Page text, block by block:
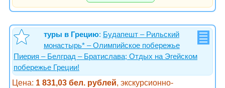
туры в Грецию: Будапешт – Рильский
монастырь* – Олимпийское побережье
Пиерия – Белград – Братислава; Отдых на Эгейском
побережье Греции!
Цена: 1 831,03 бел. рублей, экскурсионно-